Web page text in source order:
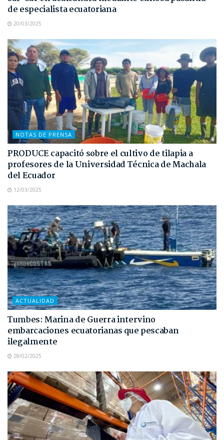
de especialista ecuatoriana
20/03/2025
NOTAS DE PRENSA
PRODUCE capacitó sobre el cultivo de tilapia a
profesores de la Universidad Técnica de Machala
del Ecuador
12/03/2025
ACTUALIDAD
Tumbes: Marina de Guerra intervino
embarcaciones ecuatorianas que pescaban
ilegalmente
28/02/2025